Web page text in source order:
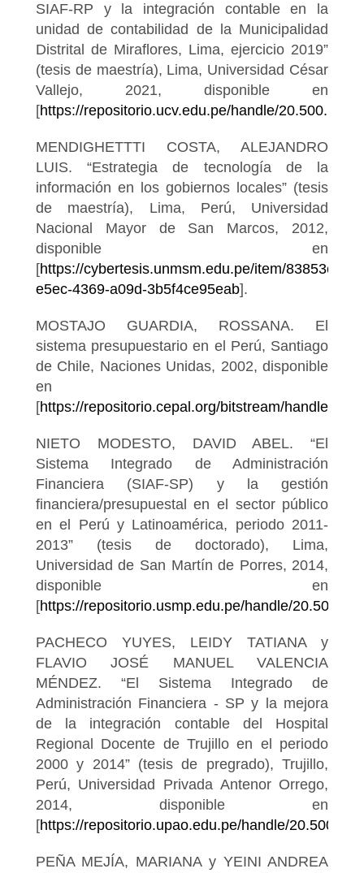
SIAF-RP y la integración contable en la
unidad de contabilidad de la Municipalidad
Distrital de Miraflores, Lima, ejercicio 2019”
(tesis de maestría), Lima, Universidad César
Vallejo, 2021, disponible en
[https://repositorio.ucv.edu.pe/handle/
MENDIGHETTTI COSTA, ALEJANDRO
LUIS. “Estrategia de tecnología de la
información en los gobiernos locales” (tesis
de maestría), Lima, Perú, Universidad
Nacional Mayor de San Marcos, 2012,
disponible en
[https://cybertesis.unmsm.edu.pe/item/83853eb9-
e5ec-4369-a09d-3b5f4ce95eab].
MOSTAJO GUARDIA, ROSSANA. El
sistema presupuestario en el Perú, Santiago
de Chile, Naciones Unidas, 2002, disponible
en
[https://repositorio.cepal.org/bitstream/handle/
NIETO MODESTO, DAVID ABEL. “El
Sistema Integrado de Administración
Financiera (SIAF-SP) y la gestión
financiera/presupuestal en el sector público
en el Perú y Latinoamérica, periodo 2011-
2013” (tesis de doctorado), Lima,
Universidad de San Martín de Porres, 2014,
disponible en
[https://repositorio.usmp.edu.pe/handle/
PACHECO YUYES, LEIDY TATIANA y
FLAVIO JOSÉ MANUEL VALENCIA
MÉNDEZ. “El Sistema Integrado de
Administración Financiera - SP y la mejora
de la integración contable del Hospital
Regional Docente de Trujillo en el periodo
2000 y 2014” (tesis de pregrado), Trujillo,
Perú, Universidad Privada Antenor Orrego,
2014, disponible en
[https://repositorio.upao.edu.pe/handle/
PEÑA MEJÍA, MARIANA y YEINI ANDREA